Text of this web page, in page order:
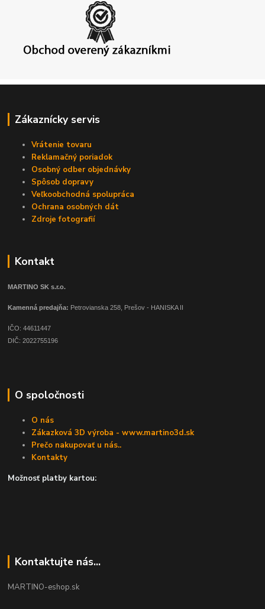
Zákaznícky servis
Vrátenie tovaru
Reklamačný poriadok
Osobný odber objednávky
Spôsob dopravy
Veľkoobchodná spolupráca
Ochrana osobných dát
Zdroje fotografií
Kontakt
MARTINO SK s.r.o.
Kamenná predajňa: Petrovianska 258, Prešov - HANISKA II
IČO: 44611447
DIČ: 2022755196
O spoločnosti
O nás
Zákazková 3D výroba - www.martino3d.sk
Prečo nakupovať u nás..
Kontakty
Možnosť platby kartou:
Kontaktujte nás...
MARTINO-eshop.sk